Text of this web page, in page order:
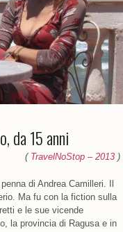
da 15 anni
( TravelNoStop – 2013 )
di Andrea Camilleri. Il
Ma fu con la fiction sulla
e le sue vicende
la provincia di Ragusa e in